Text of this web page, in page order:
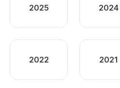
2025 2024
2022 2021